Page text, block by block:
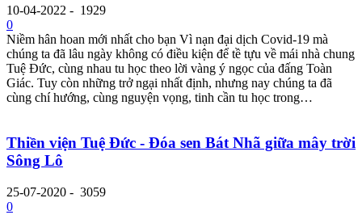
10-04-2022 - 1929
0
Niềm hân hoan mới nhất cho bạn Vì nạn đại dịch Covid-19 mà
chúng ta đã lâu ngày không có điều kiện để tề tựu về mái nhà chung
Tuệ Đức, cùng nhau tu học theo lời vàng ý ngọc của đấng Toàn
Giác. Tuy còn những trở ngại nhất định, nhưng nay chúng ta đã
cùng chí hướng, cùng nguyện vọng, tinh cần tu học trong…
Thiền viện Tuệ Đức - Đóa sen Bát Nhã giữa mây trời
Sông Lô
25-07-2020 - 3059
0